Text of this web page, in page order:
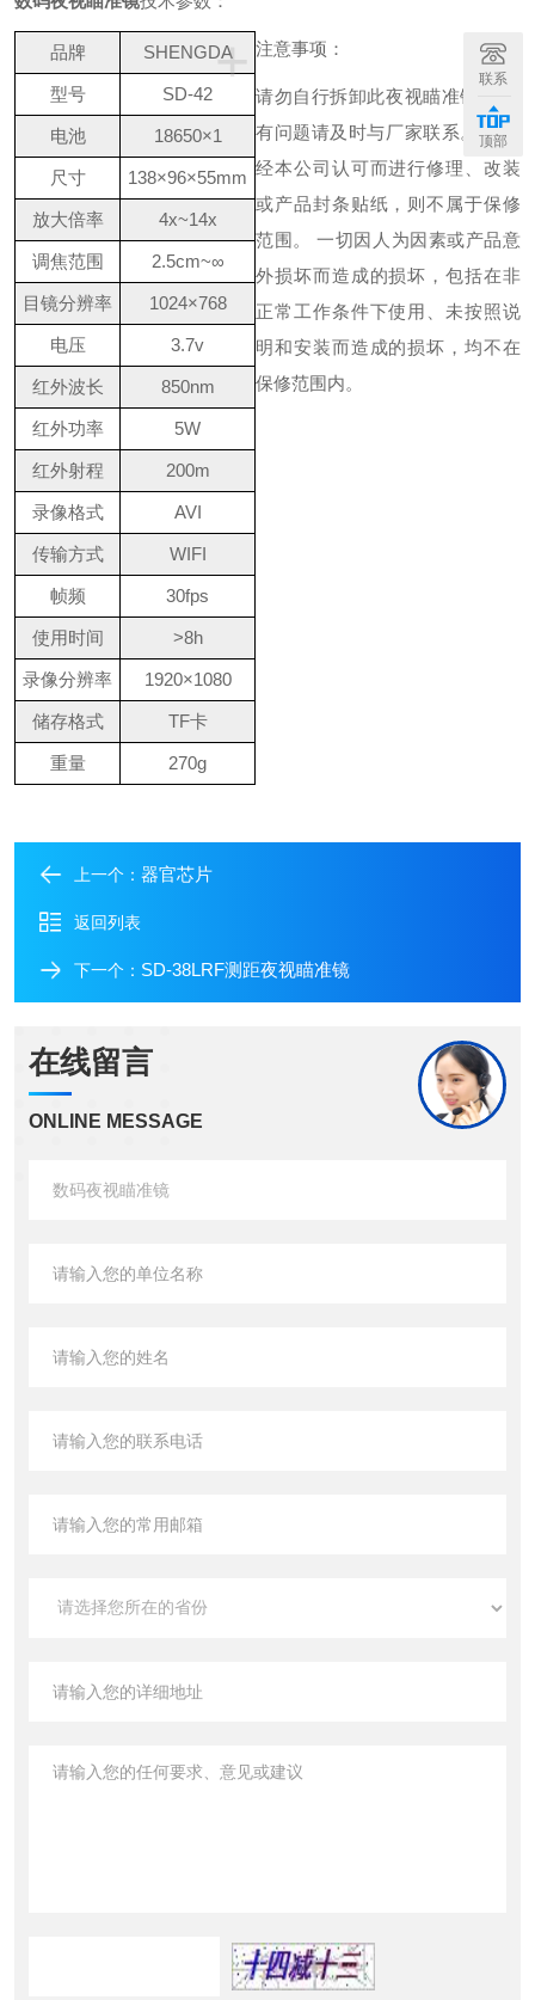
+
品牌 SHENGDA
型号 SD-42
电池 18650×1
尺寸 138×96×55mm
放大倍率 4x~14x
调焦范围 2.5cm~∞
目镜分辨率 1024×768
电压 3.7v
红外波长 850nm
红外功率 5W
红外射程 200m
录像格式 AVI
传输方式 WIFI
帧频 30fps
使用时间 ˃8h
录像分辨率 1920×1080
储存格式 TF卡
重量 270g
注意事项：
请勿自行拆卸此夜视瞄准镜。 如
有问题请及时与厂家联系。 若未
经本公司认可而进行修理、改装
或产品封条贴纸，则不属于保修
范围。 一切因人为因素或产品意
外损坏而造成的损坏，包括在非
正常工作条件下使用、未按照说
明和安装而造成的损坏，均不在
保修范围内。
上一个： 器官芯片
返回列表
下一个： SD-38LRF测距夜视瞄准镜
在线留言
ONLINE MESSAGE
联系
顶部